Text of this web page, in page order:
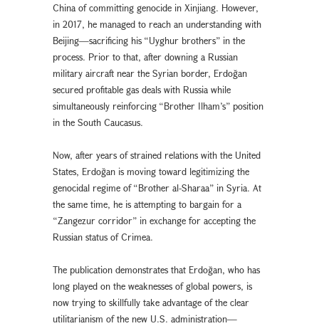
China of committing genocide in Xinjiang. However,
in 2017, he managed to reach an understanding with
Beijing—sacrificing his “Uyghur brothers” in the
process. Prior to that, after downing a Russian
military aircraft near the Syrian border, Erdoğan
secured profitable gas deals with Russia while
simultaneously reinforcing “Brother Ilham’s” position
in the South Caucasus.
Now, after years of strained relations with the United
States, Erdoğan is moving toward legitimizing the
genocidal regime of “Brother al-Sharaa” in Syria. At
the same time, he is attempting to bargain for a
“Zangezur corridor” in exchange for accepting the
Russian status of Crimea.
The publication demonstrates that Erdoğan, who has
long played on the weaknesses of global powers, is
now trying to skillfully take advantage of the clear
utilitarianism of the new U.S. administration—